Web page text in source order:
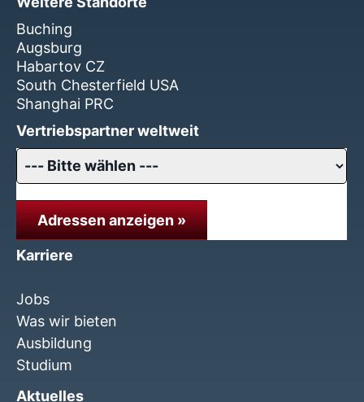
Buching
Augsburg
Habartov CZ
South Chesterfield USA
Shanghai PRC
Vertriebspartner weltweit
Adressen anzeigen »
Karriere
Jobs
Was wir bieten
Ausbildung
Studium
Aktuelles